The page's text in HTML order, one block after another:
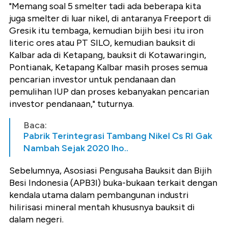
"Memang soal 5 smelter tadi ada beberapa kita
juga smelter di luar nikel, di antaranya Freeport di
Gresik itu tembaga, kemudian bijih besi itu iron
literic ores atau PT SILO, kemudian bauksit di
Kalbar ada di Ketapang, bauksit di Kotawaringin,
Pontianak, Ketapang Kalbar masih proses semua
pencarian investor untuk pendanaan dan
pemulihan IUP dan proses kebanyakan pencarian
investor pendanaan," tuturnya.
Baca:
Pabrik Terintegrasi Tambang Nikel Cs RI Gak
Nambah Sejak 2020 lho..
Sebelumnya, Asosiasi Pengusaha Bauksit dan Bijih
Besi Indonesia (APB3I) buka-bukaan terkait dengan
kendala utama dalam pembangunan industri
hilirisasi mineral mentah khususnya bauksit di
dalam negeri.